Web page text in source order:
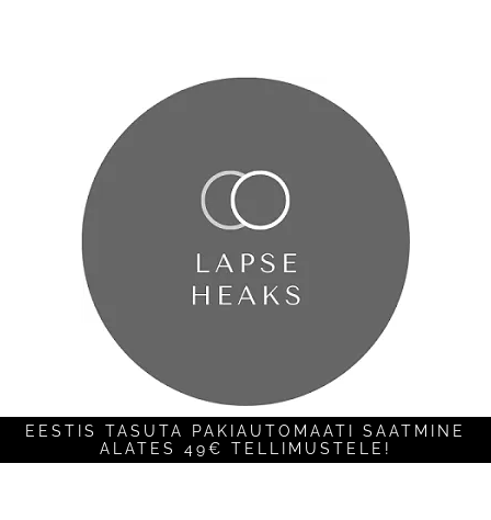
EESTIS TASUTA PAKIAUTOMAATI SAATMINE
ALATES 49€ TELLIMUSTELE!